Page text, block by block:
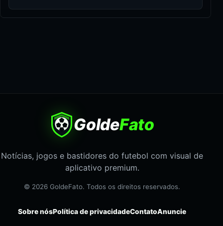
GoldeFato
Notícias, jogos e bastidores do futebol com visual de
aplicativo premium.
© 2026 GoldeFato. Todos os direitos reservados.
Sobre nósPolítica de privacidadeContatoAnuncie